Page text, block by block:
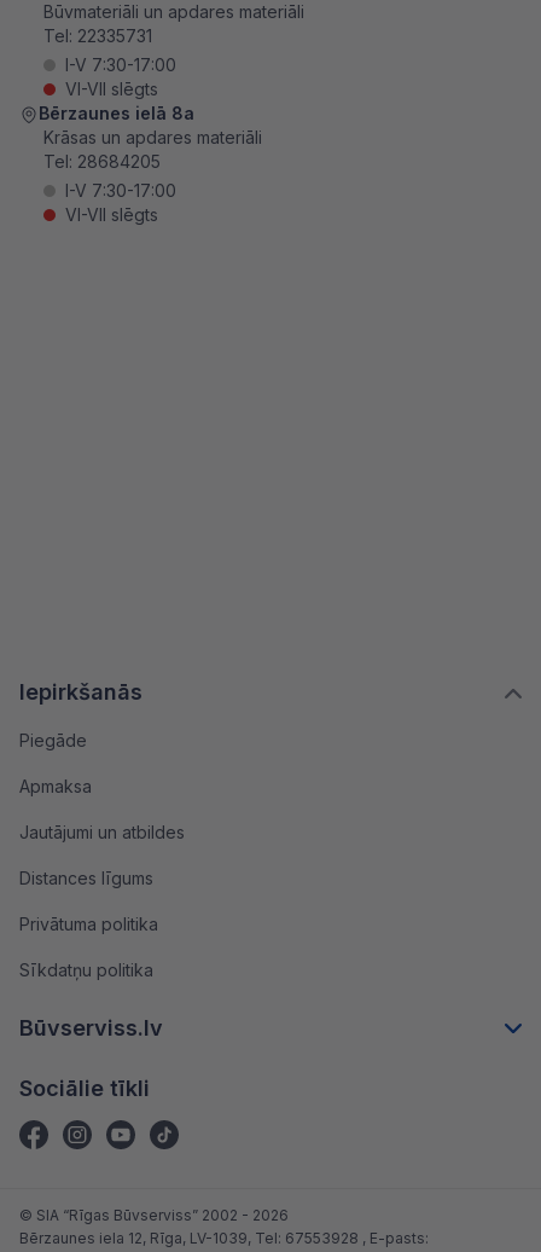
Iepirkšanās
Piegāde
Apmaksa
Jautājumi un atbildes
Distances līgums
Privātuma politika
Sīkdatņu politika
Būvserviss.lv
Sociālie tīkli
Būvmateriāli un apdares materiāli
Tel: 22335731
I-V 7:30-17:00
VI-VII slēgts
Bērzaunes ielā 8a
Krāsas un apdares materiāli
Tel: 28684205
I-V 7:30-17:00
VI-VII slēgts
© SIA “Rīgas Būvserviss” 2002 - 2026
Bērzaunes iela 12, Rīga, LV-1039, Tel: 67553928 , E-pasts: